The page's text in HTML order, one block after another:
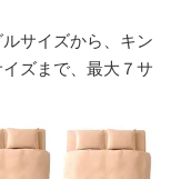
サイズから、キン
ズまで、最大７サ